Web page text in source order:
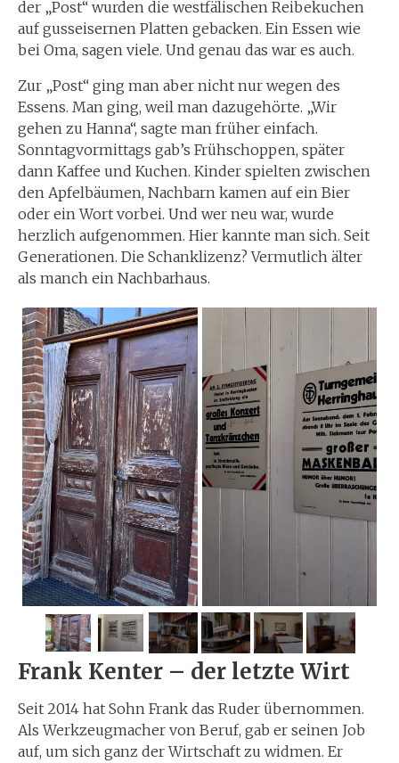
der „Post“ wurden die westfälischen Reibekuchen
auf gusseisernen Platten gebacken. Ein Essen wie
bei Oma, sagen viele. Und genau das war es auch.
Zur „Post“ ging man aber nicht nur wegen des
Essens. Man ging, weil man dazugehörte. „Wir
gehen zu Hanna“, sagte man früher einfach.
Sonntagvormittags gab’s Frühschoppen, später
dann Kaffee und Kuchen. Kinder spielten zwischen
den Apfelbäumen, Nachbarn kamen auf ein Bier
oder ein Wort vorbei. Und wer neu war, wurde
herzlich aufgenommen. Hier kannte man sich. Seit
Generationen. Die Schanklizenz? Vermutlich älter
als manch ein Nachbarhaus.
Frank Kenter – der letzte Wirt
Seit 2014 hat Sohn Frank das Ruder übernommen.
Als Werkzeugmacher von Beruf, gab er seinen Job
auf, um sich ganz der Wirtschaft zu widmen. Er